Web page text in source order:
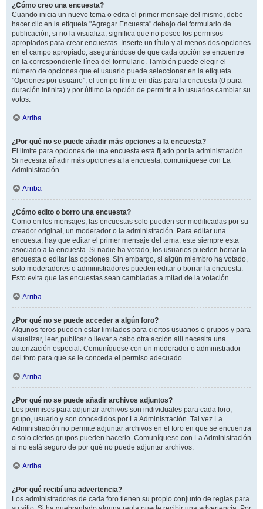
¿Cómo creo una encuesta?
Cuando inicia un nuevo tema o edita el primer mensaje del mismo, debe
hacer clic en la etiqueta "Agregar Encuesta" debajo del formulario de
publicación; si no la visualiza, significa que no posee los permisos
apropiados para crear encuestas. Inserte un título y al menos dos opciones
en el campo apropiado, asegurándose de que cada opción se encuentre
en la correspondiente línea del formulario. También puede elegir el
número de opciones que el usuario puede seleccionar en la etiqueta
"Opciones por usuario", el tiempo límite en días para la encuesta (0 para
duración infinita) y por último la opción de permitir a lo usuarios cambiar su
votos.
Arriba
¿Por qué no se puede añadir más opciones a la encuesta?
El límite para opciones de una encuesta está fijado por la administración.
Si necesita añadir más opciones a la encuesta, comuníquese con La
Administración.
Arriba
¿Cómo edito o borro una encuesta?
Como en los mensajes, las encuestas solo pueden ser modificadas por su
creador original, un moderador o la administración. Para editar una
encuesta, hay que editar el primer mensaje del tema; este siempre esta
asociado a la encuesta. Si nadie ha votado, los usuarios pueden borrar la
encuesta o editar las opciones. Sin embargo, si algún miembro ha votado,
solo moderadores o administradores pueden editar o borrar la encuesta.
Esto evita que las encuestas sean cambiadas a mitad de la votación.
Arriba
¿Por qué no se puede acceder a algún foro?
Algunos foros pueden estar limitados para ciertos usuarios o grupos y para
visualizar, leer, publicar o llevar a cabo otra acción allí necesita una
autorización especial. Comuníquese con un moderador o administrador
del foro para que se le conceda el permiso adecuado.
Arriba
¿Por qué no se puede añadir archivos adjuntos?
Los permisos para adjuntar archivos son individuales para cada foro,
grupo, usuario y son concedidos por La Administración. Tal vez La
Administración no permite adjuntar archivos en el foro en que se encuentra
o solo ciertos grupos pueden hacerlo. Comuníquese con La Administración
si no está seguro de por qué no puede adjuntar archivos.
Arriba
¿Por qué recibí una advertencia?
Los administradores de cada foro tienen su propio conjunto de reglas para